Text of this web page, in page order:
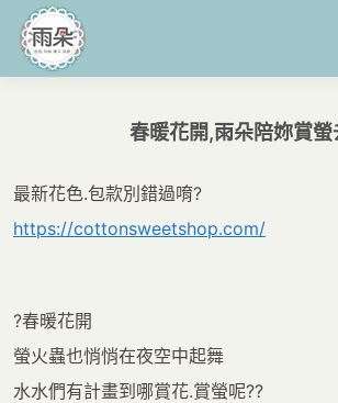
春暖花開,雨朵陪妳賞螢
最新花色.包款別錯過唷?
https://cottonsweetshop.com/
?春暖花開
螢火蟲也悄悄在夜空中起舞
水水們有計畫到哪賞花.賞螢呢??